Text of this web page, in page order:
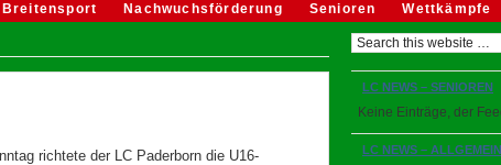
Breitensport Nachwuchsförderung Senioren Wettkämpfe
richtete der LC Paderborn die U16-
LC NEWS – SENIOREN
Keine Einträge, der
LC NEWS – ALLGEMEIN